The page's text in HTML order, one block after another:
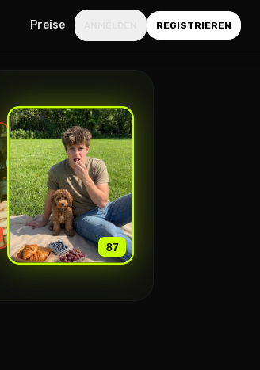
Preise REGISTRIEREN
»
87